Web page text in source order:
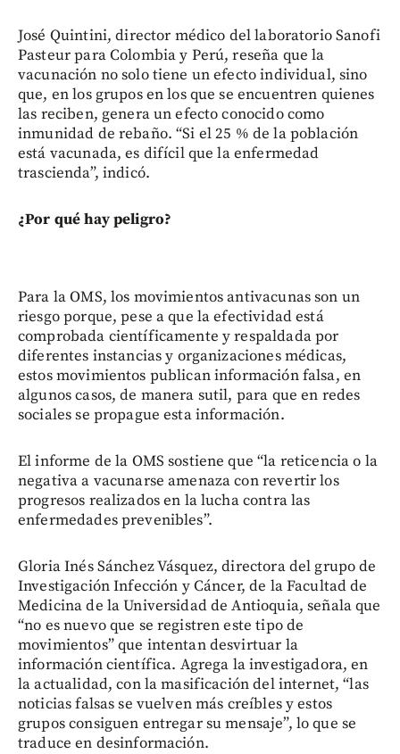
José Quintini, director médico del laboratorio Sanofi
Pasteur para Colombia y Perú, reseña que la
vacunación no solo tiene un efecto individual, sino
que, en los grupos en los que se encuentren quienes
las reciben, genera un efecto conocido como
inmunidad de rebaño. “Si el 25 % de la población
está vacunada, es difícil que la enfermedad
trascienda”, indicó.
¿Por qué hay peligro?
Para la OMS, los movimientos antivacunas son un
riesgo porque, pese a que la efectividad está
comprobada científicamente y respaldada por
diferentes instancias y organizaciones médicas,
estos movimientos publican información falsa, en
algunos casos, de manera sutil, para que en redes
sociales se propague esta información.
El informe de la OMS sostiene que “la reticencia o la
negativa a vacunarse amenaza con revertir los
progresos realizados en la lucha contra las
enfermedades prevenibles”.
Gloria Inés Sánchez Vásquez, directora del grupo de
Investigación Infección y Cáncer, de la Facultad de
Medicina de la Universidad de Antioquia, señala que
“no es nuevo que se registren este tipo de
movimientos” que intentan desvirtuar la
información científica. Agrega la investigadora, en
la actualidad, con la masificación del internet, “las
noticias falsas se vuelven más creíbles y estos
grupos consiguen entregar su mensaje”, lo que se
traduce en desinformación.